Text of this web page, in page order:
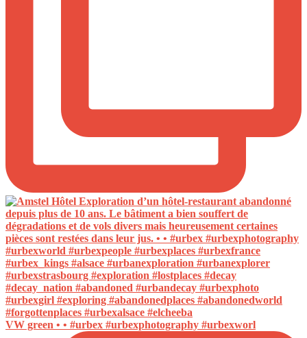
VW green • • #urbex #urbexphotography #urbexworl